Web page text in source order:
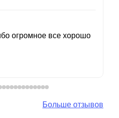
огромное все хорошо
Больше отзывов